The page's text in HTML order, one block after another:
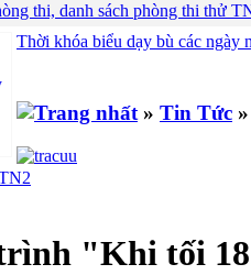
thi, danh sách phòng thi thử
Thời khóa biểu dạy bù các ngày
» Tin Tức »
"Khi tối